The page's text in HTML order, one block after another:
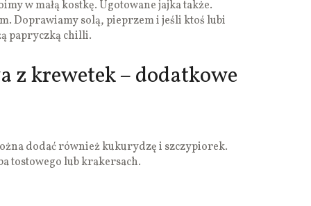
w małą kostkę. Ugotowane jajka także.
Doprawiamy solą, pieprzem i jeśli ktoś lubi
papryczką chilli.
z krewetek – dodatkowe
dodać również kukurydzę i szczypiorek.
tostowego lub krakersach.